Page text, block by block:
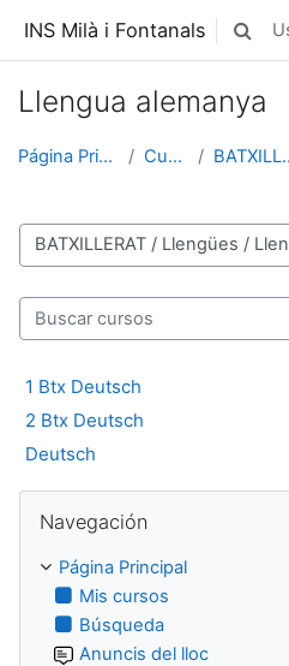
INS Milà i Fontanals
Llengua alemanya
Página Principal Cursos
Categorías
Buscar cursos
1 Btx Deutsch
2 Btx Deutsch
Deutsch
Navegación
Página Principal
Mis cursos
Búsqueda
Anuncis del lloc